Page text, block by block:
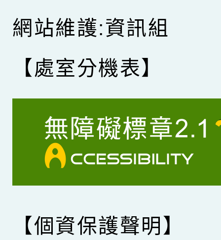
網站維護:資訊組
【處室分機表】
【個資保護聲明】